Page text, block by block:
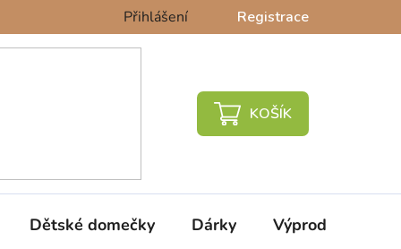
Přihlášení Registrace
NÁKUPNÍ
Dětské domečky Dárky Výprodej %